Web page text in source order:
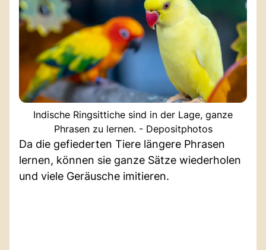
Indische Ringsittiche sind in der Lage, ganze
Phrasen zu lernen. - Depositphotos
Da die gefiederten Tiere längere Phrasen
lernen, können sie ganze Sätze wiederholen
und viele Geräusche imitieren.